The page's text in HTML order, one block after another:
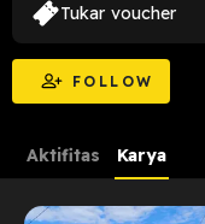
FOLLOW
Tukar voucher
Aktifitas Karya